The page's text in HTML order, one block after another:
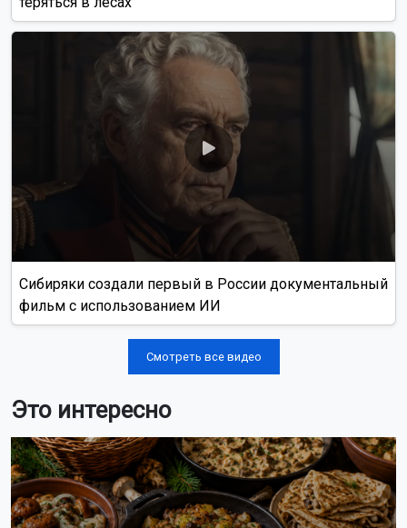
Сибиряки создали первый в России документальный
фильм с использованием ИИ
Смотреть все видео
Это интересно